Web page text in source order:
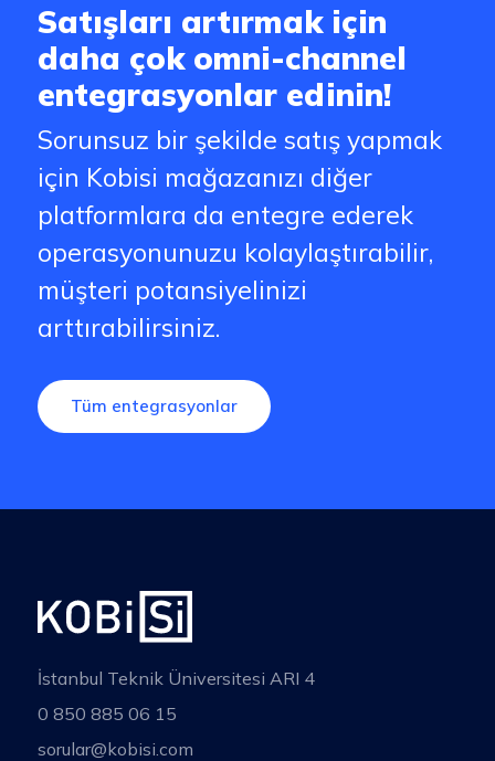
Satışları artırmak için
daha çok omni-channel
entegrasyonlar edinin!
Sorunsuz bir şekilde satış yapmak
için Kobisi mağazanızı diğer
platformlara da entegre ederek
operasyonunuzu kolaylaştırabilir,
müşteri potansiyelinizi
arttırabilirsiniz.
Tüm entegrasyonlar
İstanbul Teknik Üniversitesi ARI 4
0 850 885 06 15
sorular@kobisi.com